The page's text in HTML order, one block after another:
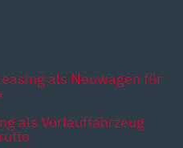
als Neuwagen für
als Vorlauffahrzeug